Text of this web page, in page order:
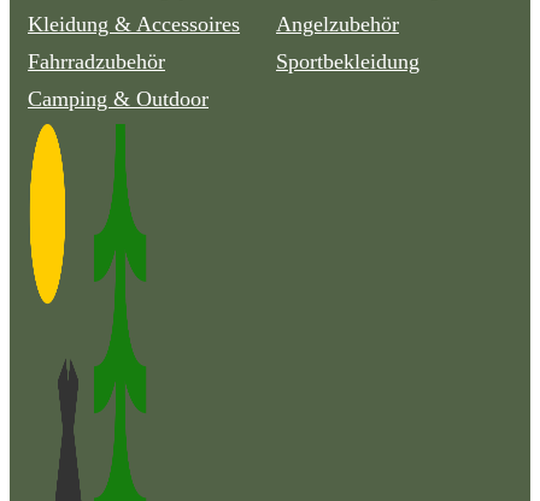
Kleidung & Accessoires
Angelzubehör
Fahrradzubehör
Sportbekleidung
Camping & Outdoor